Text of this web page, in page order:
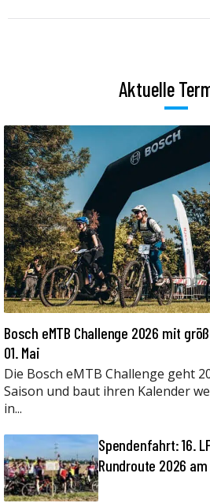
Aktuelle
Bosch eMTB Challenge 2026 mit
01. Mai
Die Bosch eMTB Challenge geht
Saison und baut ihren Kalender
in...
Spendenfahrt: 16.
Rundroute 2026